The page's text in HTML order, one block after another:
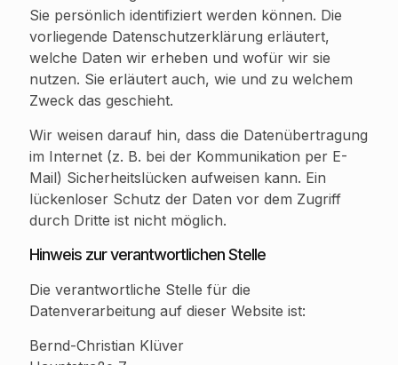
Sie persönlich identifiziert werden können. Die
vorliegende Datenschutzerklärung erläutert,
welche Daten wir erheben und wofür wir sie
nutzen. Sie erläutert auch, wie und zu welchem
Zweck das geschieht.
Wir weisen darauf hin, dass die Datenübertragung
im Internet (z. B. bei der Kommunikation per E-
Mail) Sicherheitslücken aufweisen kann. Ein
lückenloser Schutz der Daten vor dem Zugriff
durch Dritte ist nicht möglich.
Hinweis zur verantwortlichen Stelle
Die verantwortliche Stelle für die
Datenverarbeitung auf dieser Website ist:
Bernd-Christian Klüver